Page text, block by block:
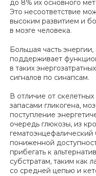
до 8% их основного
Это несоответствие
высоким развитием и
в мозге человека.
Большая часть
поддерживает
в таких
сигналов по синапсам.
В отличие от
запасами гликогена,
поступление
очередь глюкозы, из
гематоэнцефалический
пониженной
прибегать к
субстратам, таким как
со средней цепью и